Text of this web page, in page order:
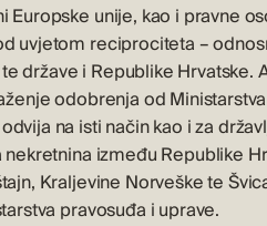
Europske unije, kao i pravne
uvjetom reciprociteta –
države i Republike Hrvatske.
odobrenja od
na isti način kao i za
između Republike
Kraljevine Norveške te
pravosuđa i uprave.